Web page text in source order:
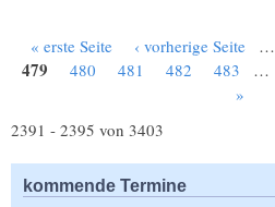
Seiten
« erste Seite ‹ vorherige Seite …
479 480 481 482 483 …
»
2391 - 2395 von 3403
kommende Termine